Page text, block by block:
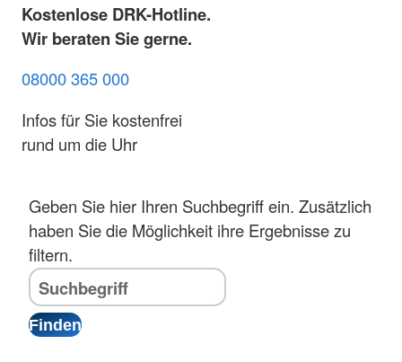
Kostenlose DRK-Hotline.
Wir beraten Sie gerne.
08000 365 000
Infos für Sie kostenfrei
rund um die Uhr
Geben Sie hier Ihren Suchbegriff ein. Zusätzlich
haben Sie die Möglichkeit ihre Ergebnisse zu
filtern.